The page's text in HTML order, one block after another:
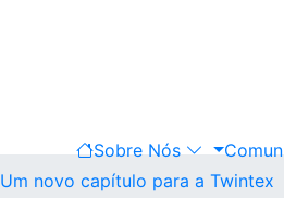
Sobre Nós
Um novo capítulo para a Twintex